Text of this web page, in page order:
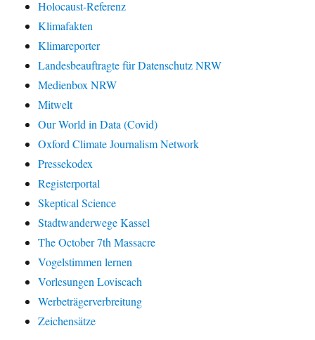
Holocaust-Referenz
Klimafakten
Klimareporter
Landesbeauftragte für Datenschutz NRW
Medienbox NRW
Mitwelt
Our World in Data (Covid)
Oxford Climate Journalism Network
Pressekodex
Registerportal
Skeptical Science
Stadtwanderwege Kassel
The October 7th Massacre
Vogelstimmen lernen
Vorlesungen Loviscach
Werbeträgerverbreitung
Zeichensätze